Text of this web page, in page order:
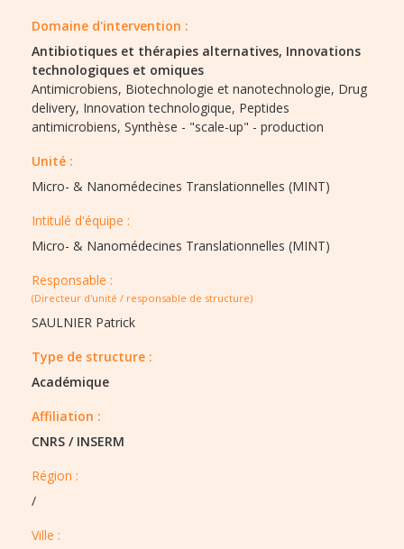
Domaine d'intervention :
Antibiotiques et thérapies alternatives, Innovations
technologiques et omiques
Antimicrobiens, Biotechnologie et nanotechnologie, Drug
delivery, Innovation technologique, Peptides
antimicrobiens, Synthèse - "scale-up" - production
Unité :
Micro- & Nanomédecines Translationnelles (MINT)
Intitulé d'équipe :​
Micro- & Nanomédecines Translationnelles (MINT)
Responsable :
(Directeur d'unité / responsable de structure)
SAULNIER Patrick
Type de structure :​
Académique
Affiliation :
CNRS / INSERM
Région :​​
/
Ville :​​